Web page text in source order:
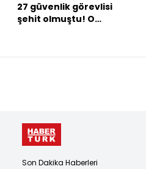
27 güvenlik görevlisi
şehit olmuştu! O
Son Dakika Haberleri